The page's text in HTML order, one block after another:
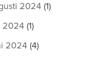
2024 (1)
2024 (1)
2024 (4)